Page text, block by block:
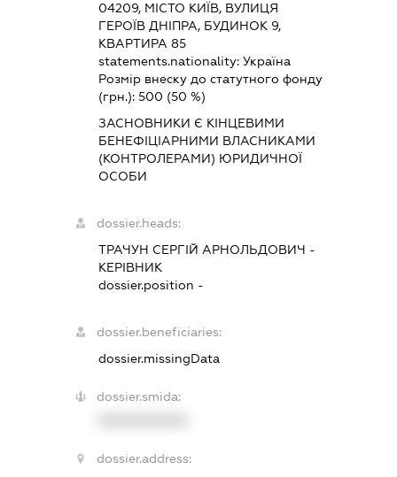
04209, МІСТО КИЇВ, ВУЛИЦЯ
ГЕРОЇВ ДНІПРА, БУДИНОК 9,
КВАРТИРА 85
statements.nationality:Україна
Розмір внеску до статутного фонду
(грн.):500 (50 %)
ЗАСНОВНИКИ Є КІНЦЕВИМИ
БЕНЕФІЦІАРНИМИ ВЛАСНИКАМИ
(КОНТРОЛЕРАМИ) ЮРИДИЧНОЇ
ОСОБИ
dossier.heads:
ТРАЧУН СЕРГІЙ АРНОЛЬДОВИЧ -
КЕРІВНИК
dossier.position -
dossier.beneficiaries:
dossier.missingData
dossier.smida:
dossier.address: